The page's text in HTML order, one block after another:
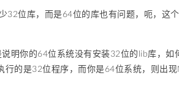
32位库，而是64位的库也有问题，呃，这
明你的64位系统没有安装32位的lib库，如
的是32位程序，而你是64位系统，则出